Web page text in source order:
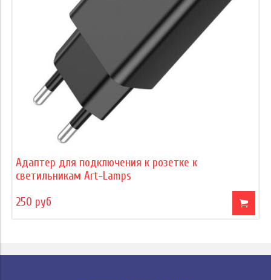
Адаптер для подключения к розетке к
светильникам Art-Lamps
250 руб